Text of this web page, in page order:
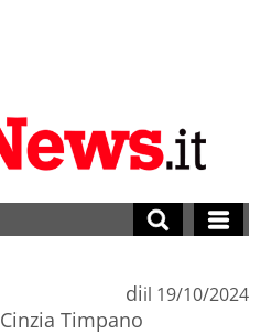
di
Cinzia Timpano
il 19/10/2024